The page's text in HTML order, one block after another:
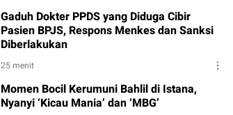
Gaduh Dokter PPDS yang Diduga Cibir
Pasien BPJS, Respons Menkes dan Sanksi
Diberlakukan
25 menit
Momen Bocil Kerumuni Bahlil di Istana,
Nyanyi ‘Kicau Mania’ dan ‘MBG’